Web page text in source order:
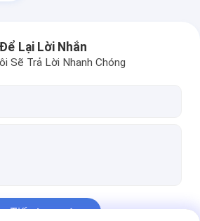
Để Lại Lời Nhắn
Sẽ Trả Lời Nhanh Chóng
Tiếp tục